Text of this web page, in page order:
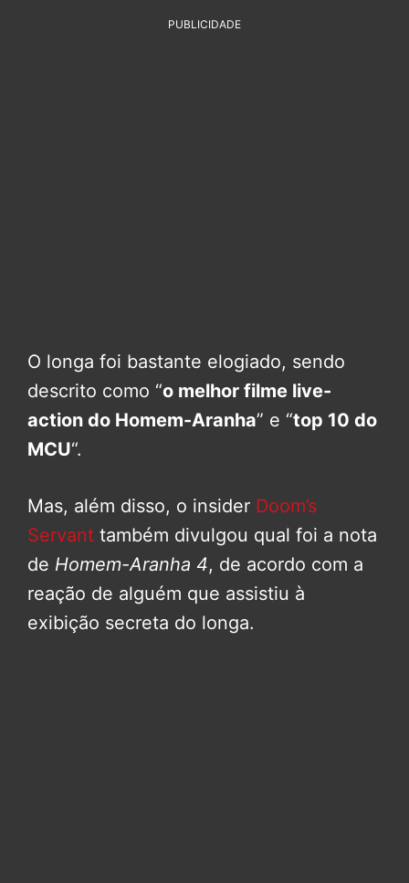
PUBLICIDADE
O longa foi bastante elogiado, sendo
descrito como “o melhor filme live-
action do Homem-Aranha” e “top 10 do
MCU“.
Mas, além disso, o insider Doom’s
Servant também divulgou qual foi a nota
de Homem-Aranha 4, de acordo com a
reação de alguém que assistiu à
exibição secreta do longa.